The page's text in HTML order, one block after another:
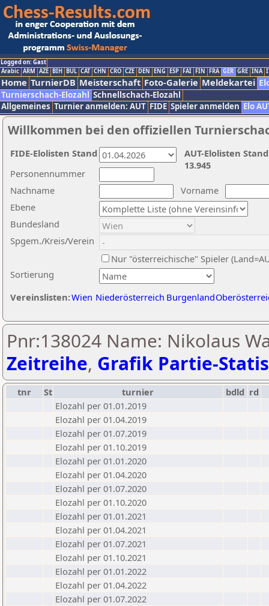
Logged on: Gast
Arabic ARM AZE BIH BUL CAT CHN CRO CZE DEN ENG ESP FAI FIN FRA GER GRE INA
Home TurnierDB Meisterschaft Foto-Galerie Meldekartei
Turnierschach-Elozahl Schnellschach-Elozahl
Allgemeines Turnier anmelden: AUT FIDE Spieler anmelden Elo
Willkommen bei den offiziellen
Nachname
Vorname
Ebene
Sortierung
Personennummer
Bundesland
Spgem./Kreis/Verein
Nur "österreichische" Spieler
Vereinslisten:Wien Niederösterreich Burgenland
AUT-Elolisten
13.945
FIDE-Elolisten Stand
Pnr:138024 Name: Nikolaus
Zeitreihe, Grafik Partie-
tnr St turnier bdld rd
Elozahl per 01.01.2019
Elozahl per 01.04.2019
Elozahl per 01.07.2019
Elozahl per 01.10.2019
Elozahl per 01.01.2020
Elozahl per 01.04.2020
Elozahl per 01.07.2020
Elozahl per 01.10.2020
Elozahl per 01.01.2021
Elozahl per 01.04.2021
Elozahl per 01.07.2021
Elozahl per 01.10.2021
Elozahl per 01.01.2022
Elozahl per 01.04.2022
Elozahl per 01.07.2022